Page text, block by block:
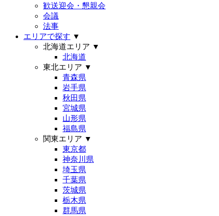
歓送迎会・懇親会
会議
法事
エリアで探す ▼
北海道エリア ▼
北海道
東北エリア ▼
青森県
岩手県
秋田県
宮城県
山形県
福島県
関東エリア ▼
東京都
神奈川県
埼玉県
千葉県
茨城県
栃木県
群馬県